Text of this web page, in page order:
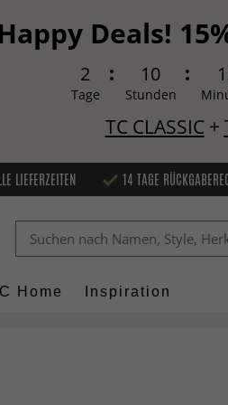
Deals!
2
Tage
10
Stunden
TC CLASSIC+
LIEFERZEITEN 14 TAGE
Home Inspiration